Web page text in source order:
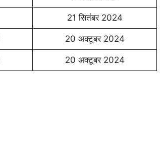
21 सितंबर 2024
20 अक्टूबर 2024
20 अक्टूबर 2024